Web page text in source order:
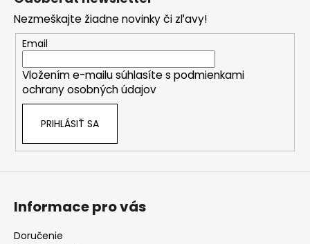
Nezmeškajte žiadne novinky či zľavy!
Email
Vložením e-mailu súhlasíte s podmienkami
ochrany osobných údajov
PRIHLÁSIŤ SA
Informace pro vás
Doručenie